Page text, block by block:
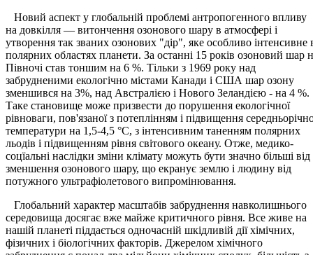
Новий аспект у глобальній проблемі антропогенного впливу
на довкілля — витончення озонового шару в атмосфері і
утворення так званих озонових "дір", яке особливо інтенсивне
полярних областях планети. За останні 15 років озоновий шар
Півночі став тоншим на 6 %. Тільки з 1969 року над
забрудненими екологічно містами Канади і США шар озону
зменшився на 3%, над Австралією і Нового Зеландією - на 4 %.
Таке становище може призвести до порушення екологічної
рівноваги, пов'язаної з потеплінням і підвищення
температури на 1,5-4,5 °С, з інтенсивним таненням полярних
льодів і підвищенням рівня світового океану. Отже, медико-
соцїальні наслідки зміни клімату можуть бути значно більші від
зменшення озонового шару, що екранує землю і людину від
потужного ультрафіолетового випромінювання.
Глобальний характер масштабів забруднення навколишнього
середовища досягає вже майже критичного рівня. Все живе на
нашій планеті піддається одночасній шкідливій дії хімічних,
фізичних і біологічних факторів. Джерелом хімічного